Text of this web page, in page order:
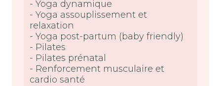
- Yoga dynamique
- Yoga assouplissement et
relaxation
- Yoga post-partum (baby friendly)
- Pilates
- Pilates prénatal
- Renforcement musculaire et
cardio santé